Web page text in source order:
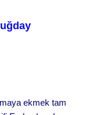
ekmek tam